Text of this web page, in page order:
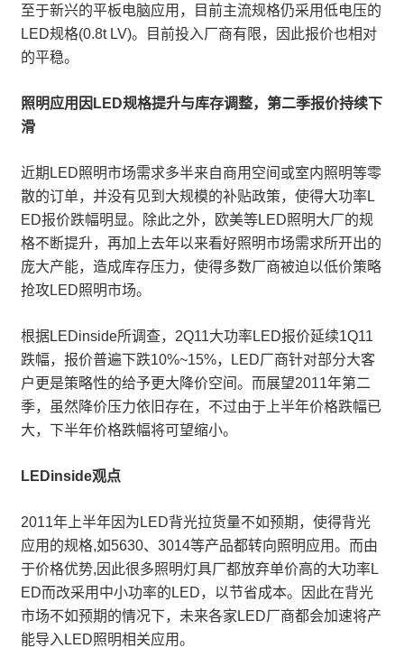
至于新兴的平板电脑应用，目前主流规格仍采用低电压的
LED规格(0.8t LV)。目前投入厂商有限，因此报价也相对
的平稳。
照明应用因LED规格提升与库存调整，第二季报价持续下
滑
近期LED照明市场需求多半来自商用空间或室内照明等零
散的订单，并没有见到大规模的补贴政策，使得大功率L
ED报价跌幅明显。除此之外，欧美等LED照明大厂的规
格不断提升，再加上去年以来看好照明市场需求所开出的
庞大产能，造成库存压力，使得多数厂商被迫以低价策略
抢攻LED照明市场。
根据LEDinside所调查，2Q11大功率LED报价延续1Q11
跌幅，报价普遍下跌10%~15%，LED厂商针对部分大客
户更是策略性的给予更大降价空间。而展望2011年第二
季，虽然降价压力依旧存在，不过由于上半年价格跌幅已
大，下半年价格跌幅将可望缩小。
LEDinside观点
2011年上半年因为LED背光拉货量不如预期，使得背光
应用的规格,如5630、3014等产品都转向照明应用。而由
于价格优势,因此很多照明灯具厂都放弃单价高的大功率L
ED而改采用中小功率的LED，以节省成本。因此在背光
市场不如预期的情况下，未来各家LED厂商都会加速将产
能导入LED照明相关应用。